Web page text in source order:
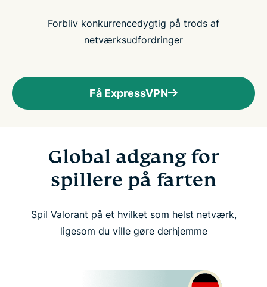
Forbliv konkurrencedygtig på trods af
netværksudfordringer
Få ExpressVPN
Global adgang for
spillere på farten
Spil Valorant på et hvilket som helst netværk,
ligesom du ville gøre derhjemme